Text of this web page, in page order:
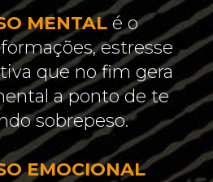
MENTAL é o
estresse
que no fim gera
a ponto de te
sobrepeso.
EMOCIONAL